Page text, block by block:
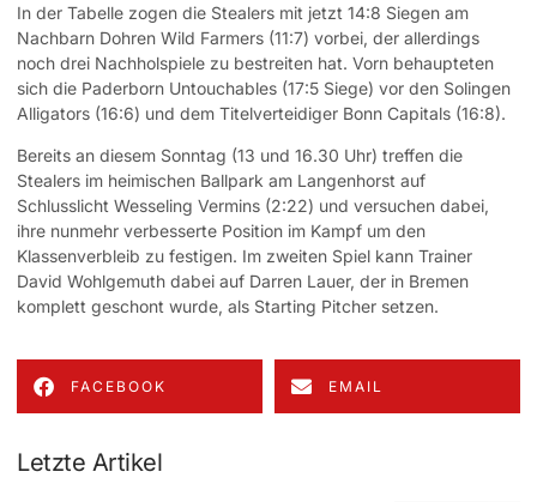
In der Tabelle zogen die Stealers mit jetzt 14:8 Siegen am
Nachbarn Dohren Wild Farmers (11:7) vorbei, der allerdings
noch drei Nachholspiele zu bestreiten hat. Vorn behaupteten
sich die Paderborn Untouchables (17:5 Siege) vor den Solingen
Alligators (16:6) und dem Titelverteidiger Bonn Capitals (16:8).
Bereits an diesem Sonntag (13 und 16.30 Uhr) treffen die
Stealers im heimischen Ballpark am Langenhorst auf
Schlusslicht Wesseling Vermins (2:22) und versuchen dabei,
ihre nunmehr verbesserte Position im Kampf um den
Klassenverbleib zu festigen. Im zweiten Spiel kann Trainer
David Wohlgemuth dabei auf Darren Lauer, der in Bremen
komplett geschont wurde, als Starting Pitcher setzen.
FACEBOOK EMAIL
Letzte Artikel